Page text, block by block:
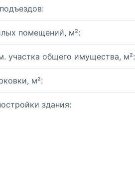
помещений, м²:
участка общего имущества, м²:
м²:
здания: